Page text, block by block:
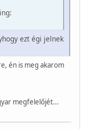
ezt égi jelnek
én is meg akarom
megfelelőjét...